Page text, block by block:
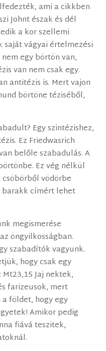
ami a cikkben
Johnt észak és dél
a kor szellemi
vágyai értelmezési
egy börtön van,
van nem csak egy.
antitézis is. Mert vajon
börtöne téziséből,
Egy szintézishez,
Ez Friedwasrich
belőle szabadulás. A
Ez vég nélkül
vödörbe
címért lehet
megismerése
öngyilkosságban.
szabadítók vagyunk.
hogy csak egy
Jaj nektek,
farizeusok, mert
földet, hogy egy
Amikor pedig
fiává teszitek,